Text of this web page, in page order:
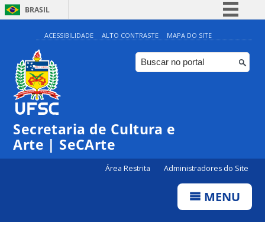
BRASIL
Simplifique!
Comunica BR
Participe
ACESSIBILIDADE ALTO CONTRASTE MAPA DO SITE
Secretaria de Cultura e
Arte | SeCArte
Área Restrita Administradores do Site
MENU
0:00
1:00